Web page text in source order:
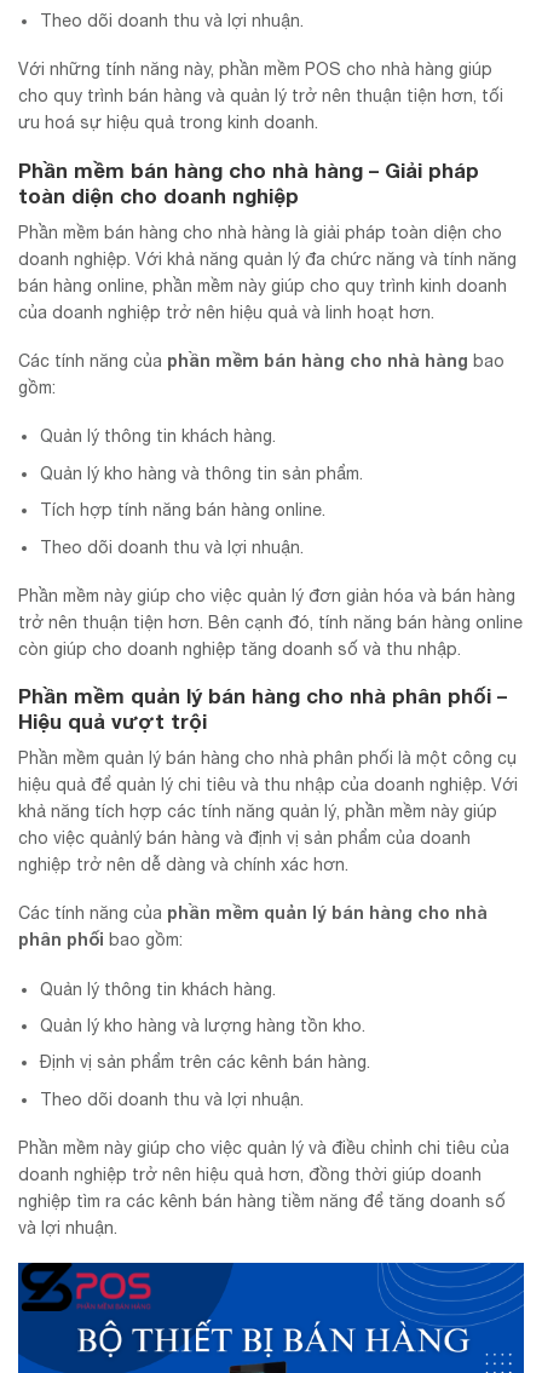
Theo dõi doanh thu và lợi nhuận.
Với những tính năng này, phần mềm POS cho nhà hàng giúp
cho quy trình bán hàng và quản lý trở nên thuận tiện hơn, tối
ưu hoá sự hiệu quả trong kinh doanh.
Phần mềm bán hàng cho nhà hàng – Giải pháp
toàn diện cho doanh nghiệp
Phần mềm bán hàng cho nhà hàng là giải pháp toàn diện cho
doanh nghiệp. Với khả năng quản lý đa chức năng và tính năng
bán hàng online, phần mềm này giúp cho quy trình kinh doanh
của doanh nghiệp trở nên hiệu quả và linh hoạt hơn.
Các tính năng của phần mềm bán hàng cho nhà hàng bao
gồm:
Quản lý thông tin khách hàng.
Quản lý kho hàng và thông tin sản phẩm.
Tích hợp tính năng bán hàng online.
Theo dõi doanh thu và lợi nhuận.
Phần mềm này giúp cho việc quản lý đơn giản hóa và bán hàng
trở nên thuận tiện hơn. Bên cạnh đó, tính năng bán hàng online
còn giúp cho doanh nghiệp tăng doanh số và thu nhập.
Phần mềm quản lý bán hàng cho nhà phân phối –
Hiệu quả vượt trội
Phần mềm quản lý bán hàng cho nhà phân phối là một công cụ
hiệu quả để quản lý chi tiêu và thu nhập của doanh nghiệp. Với
khả năng tích hợp các tính năng quản lý, phần mềm này giúp
cho việc quảnlý bán hàng và định vị sản phẩm của doanh
nghiệp trở nên dễ dàng và chính xác hơn.
Các tính năng của phần mềm quản lý bán hàng cho nhà
phân phối bao gồm:
Quản lý thông tin khách hàng.
Quản lý kho hàng và lượng hàng tồn kho.
Định vị sản phẩm trên các kênh bán hàng.
Theo dõi doanh thu và lợi nhuận.
Phần mềm này giúp cho việc quản lý và điều chỉnh chi tiêu của
doanh nghiệp trở nên hiệu quả hơn, đồng thời giúp doanh
nghiệp tìm ra các kênh bán hàng tiềm năng để tăng doanh số
và lợi nhuận.